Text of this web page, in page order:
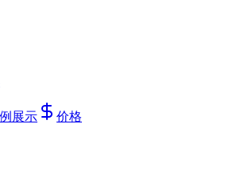
展示 价格